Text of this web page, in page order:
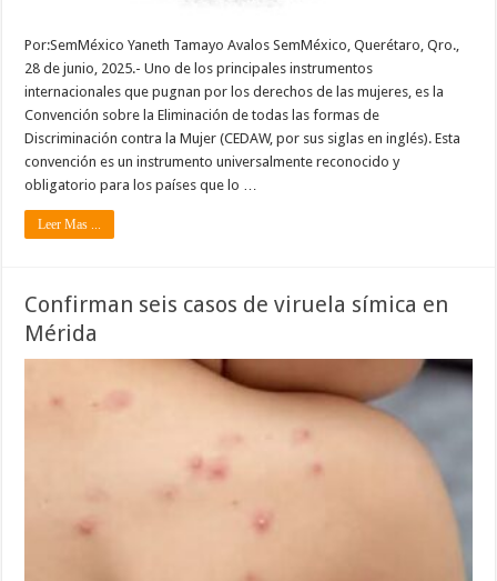
Por:SemMéxico Yaneth Tamayo Avalos SemMéxico, Querétaro, Qro.,
28 de junio, 2025.- Uno de los principales instrumentos
internacionales que pugnan por los derechos de las mujeres, es la
Convención sobre la Eliminación de todas las formas de
Discriminación contra la Mujer (CEDAW, por sus siglas en inglés). Esta
convención es un instrumento universalmente reconocido y
obligatorio para los países que lo …
Leer Mas ...
Confirman seis casos de viruela símica en
Mérida